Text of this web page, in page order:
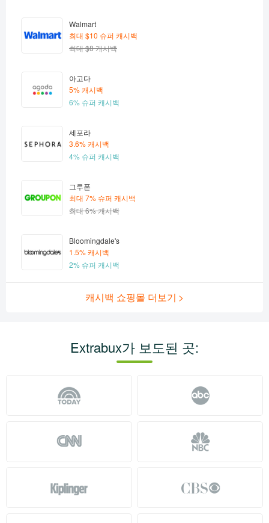
Walmart
최대 $10 슈퍼 캐시백
최대 $8 캐시백
아고다
5% 캐시백
6% 슈퍼 캐시백
세포라
3.6% 캐시백
4% 슈퍼 캐시백
그루폰
최대 7% 슈퍼 캐시백
최대 6% 캐시백
Bloomingdale's
1.5% 캐시백
2% 슈퍼 캐시백
캐시백 쇼핑몰 더보기
Extrabux가 보도된 곳: